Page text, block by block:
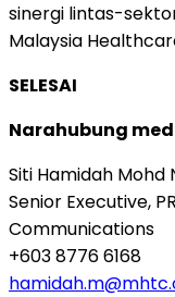
sinergi lintas-
Malaysia
SELESAI
Narahubung
Siti Hamidah Mohd
Senior Executive,
Communications
+603 8776 6168